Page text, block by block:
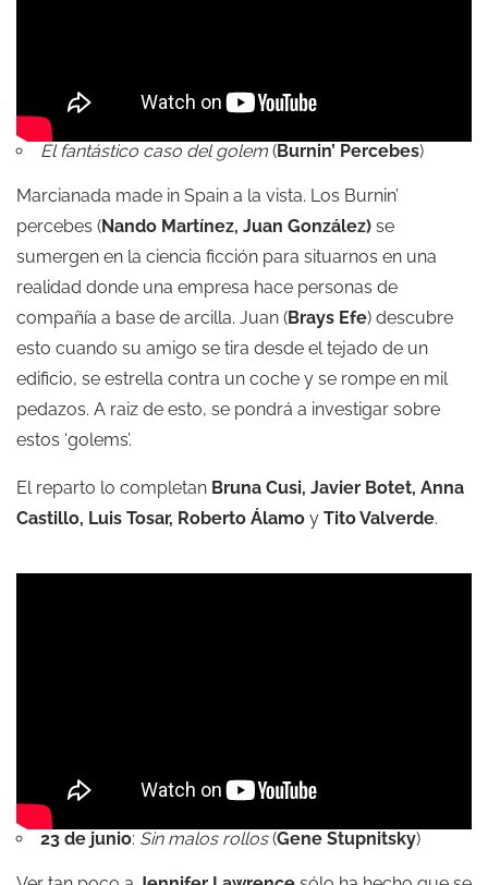
El fantástico caso del golem (Burnin’ Percebes)
Marcianada made in Spain a la vista. Los Burnin’
percebes (Nando Martínez, Juan González) se
sumergen en la ciencia ficción para situarnos en una
realidad donde una empresa hace personas de
compañía a base de arcilla. Juan (Brays Efe) descubre
esto cuando su amigo se tira desde el tejado de un
edificio, se estrella contra un coche y se rompe en mil
pedazos. A raiz de esto, se pondrá a investigar sobre
estos ‘golems’.
El reparto lo completan Bruna Cusi, Javier Botet, Anna
Castillo, Luis Tosar, Roberto Álamo y Tito Valverde.
23 de junio: Sin malos rollos(Gene Stupnitsky)